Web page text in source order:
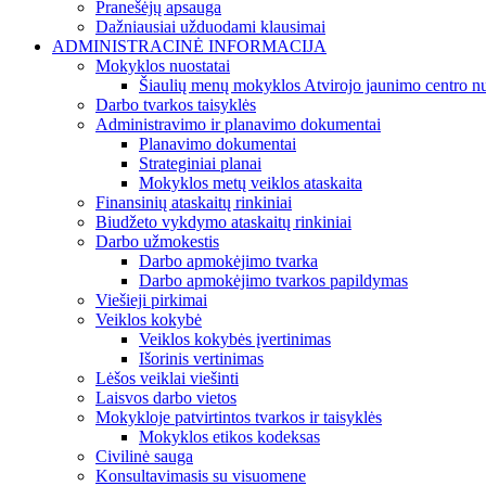
Pranešėjų apsauga
Dažniausiai užduodami klausimai
ADMINISTRACINĖ INFORMACIJA
Mokyklos nuostatai
Šiaulių menų mokyklos Atvirojo jaunimo centro
Darbo tvarkos taisyklės
Administravimo ir planavimo dokumentai
Planavimo dokumentai
Strateginiai planai
Mokyklos metų veiklos ataskaita
Finansinių ataskaitų rinkiniai
Biudžeto vykdymo ataskaitų rinkiniai
Darbo užmokestis
Darbo apmokėjimo tvarka
Darbo apmokėjimo tvarkos papildymas
Viešieji pirkimai
Veiklos kokybė
Veiklos kokybės įvertinimas
Išorinis vertinimas
Lėšos veiklai viešinti
Laisvos darbo vietos
Mokykloje patvirtintos tvarkos ir taisyklės
Mokyklos etikos kodeksas
Civilinė sauga
Konsultavimasis su visuomene